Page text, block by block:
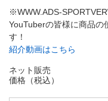
※WWW.ADS-
YouTuberの皆様に商品の
す！
紹介動画はこちら
ネット販売
価格（税込）